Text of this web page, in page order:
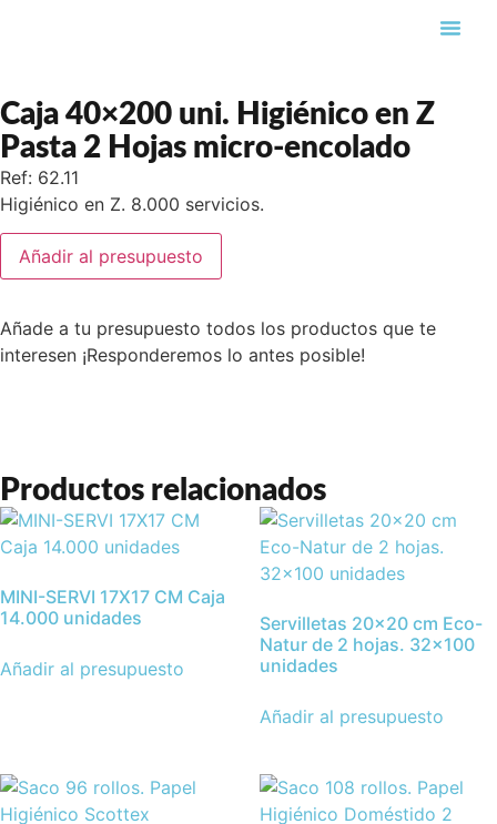
Caja 40×200 uni. Higiénico en Z
Pasta 2 Hojas micro-encolado
Ref: 62.11
Higiénico en Z. 8.000 servicios.
Añadir al presupuesto
Añade a tu presupuesto todos los productos que te
interesen ¡Responderemos lo antes posible!
Productos relacionados
MINI-SERVI 17X17 CM Caja
14.000 unidades
Añadir al presupuesto
Servilletas 20×20 cm Eco-
Natur de 2 hojas. 32×100
unidades
Añadir al presupuesto